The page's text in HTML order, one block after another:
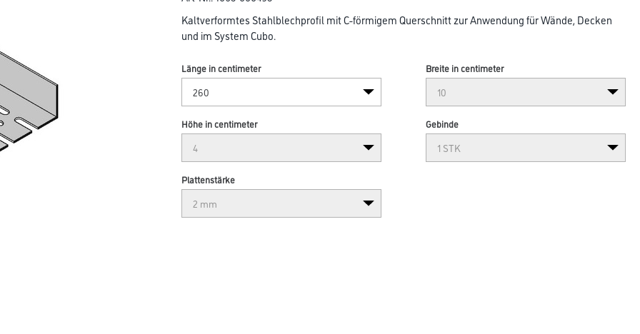
Kaltverformtes Stahlblechprofil mit C-förmigem Querschnitt zur Anwendung für Wände, Decken
und im System Cubo.
Länge in centimeter Breite in centimeter
Höhe in centimeter Gebinde
Plattenstärke